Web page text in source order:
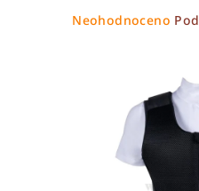
Průměrné
hvězdiček.
Neohodnoceno